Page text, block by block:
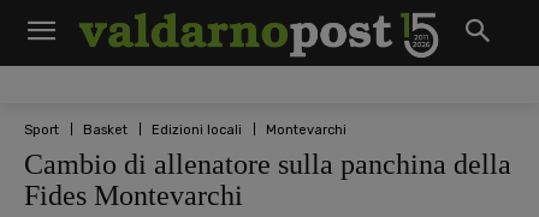
Sport Basket Edizioni locali Montevarchi
Cambio di allenatore sulla panchina della
Fides Montevarchi